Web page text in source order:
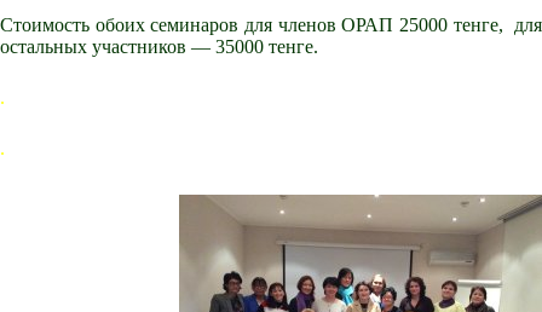
Стоимость обоих семинаров для членов ОРАП 25000 тенге, для
остальных участников — 35000 тенге.
.
.